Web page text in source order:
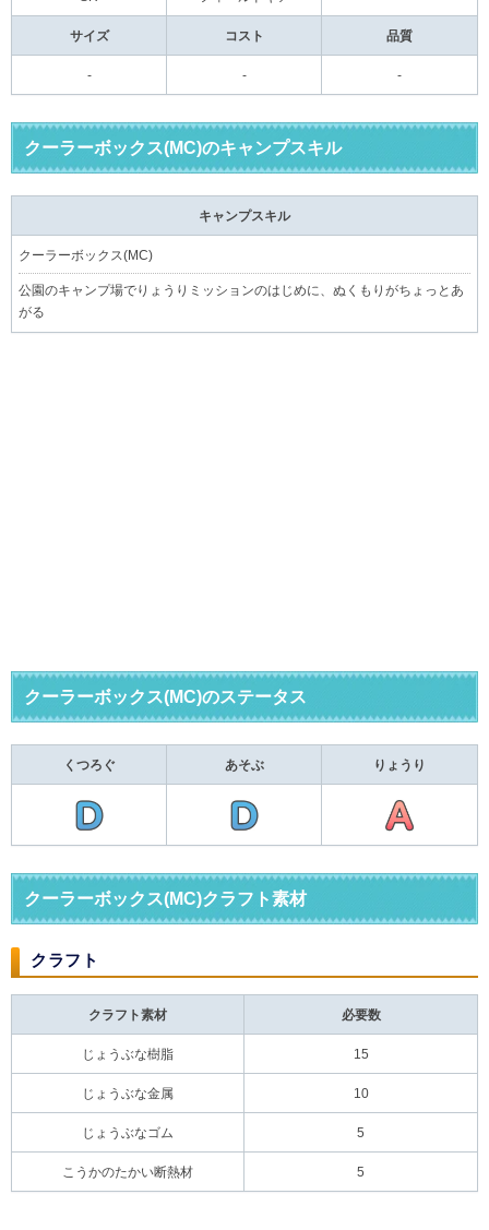
サイズ コスト 品質
- - -
クーラーボックス(MC)のキャンプスキル
キャンプスキル
クーラーボックス(MC)
公園のキャンプ場でりょうりミッションのはじめに、ぬくもりがちょっとあ
がる
クーラーボックス(MC)のステータス
くつろぐ あそぶ りょうり
クーラーボックス(MC)クラフト素材
クラフト
クラフト素材 必要数
じょうぶな樹脂 15
じょうぶな金属 10
じょうぶなゴム 5
こうかのたかい断熱材 5